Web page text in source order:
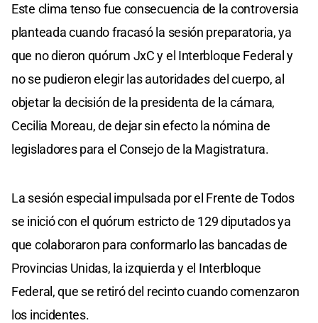
Este clima tenso fue consecuencia de la controversia
planteada cuando fracasó la sesión preparatoria, ya
que no dieron quórum JxC y el Interbloque Federal y
no se pudieron elegir las autoridades del cuerpo, al
objetar la decisión de la presidenta de la cámara,
Cecilia Moreau, de dejar sin efecto la nómina de
legisladores para el Consejo de la Magistratura.
La sesión especial impulsada por el Frente de Todos
se inició con el quórum estricto de 129 diputados ya
que colaboraron para conformarlo las bancadas de
Provincias Unidas, la izquierda y el Interbloque
Federal, que se retiró del recinto cuando comenzaron
los incidentes.